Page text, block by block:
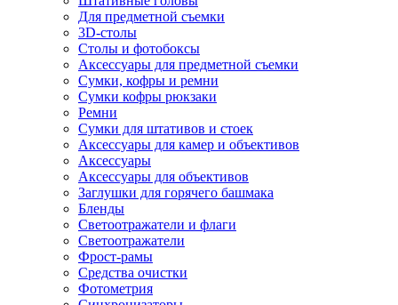
Для предметной съемки
3D-столы
Столы и фотобоксы
Аксессуары для предметной съемки
Сумки, кофры и ремни
Сумки кофры рюкзаки
Ремни
Сумки для штативов и стоек
Аксессуары для камер и объективов
Аксессуары
Аксессуары для объективов
Заглушки для горячего башмака
Бленды
Светоотражатели и флаги
Светоотражатели
Фрост-рамы
Средства очистки
Фотометрия